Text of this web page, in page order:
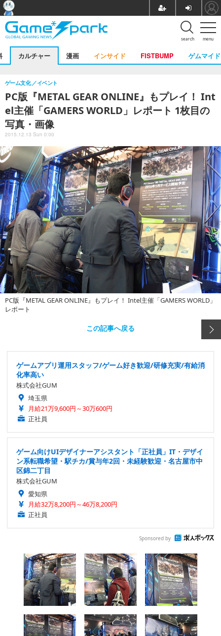
menu
search
カルチャー 漫画 インサイド FISTBUMP ゲムマイド
PC版『METAL GEAR ONLINE』もプレイ！ Int
el主催「GAMERS WORLD」レポート 1枚目の
写真・画像
ゲーム文化 イベント
2015.12.13 Sun 0:00
PC版『METAL GEAR ONLINE』もプレイ！ Intel主催「GAMERS WORLD」
レポート
この記事へ戻る
ゲームアプリ運用スタッフ/ゲーム好き歓迎/研修充実/有給消
化率高い
株式会社GUM
埼玉県
月給21万9,600円～30万600円
正社員
ゲーム向けUIデザイナーアシスタント「正社員」IT・デザイ
ン系転職希望・駅チカ/賞与年2回・未経験歓迎・名古屋市中
区錦二丁目
株式会社GUM
愛知県
月給32万8,200円～46万8,200円
正社員
Sponsored by